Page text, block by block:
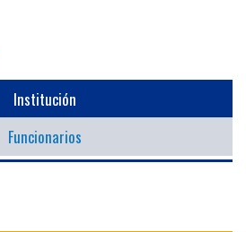
Institución
Funcionarios